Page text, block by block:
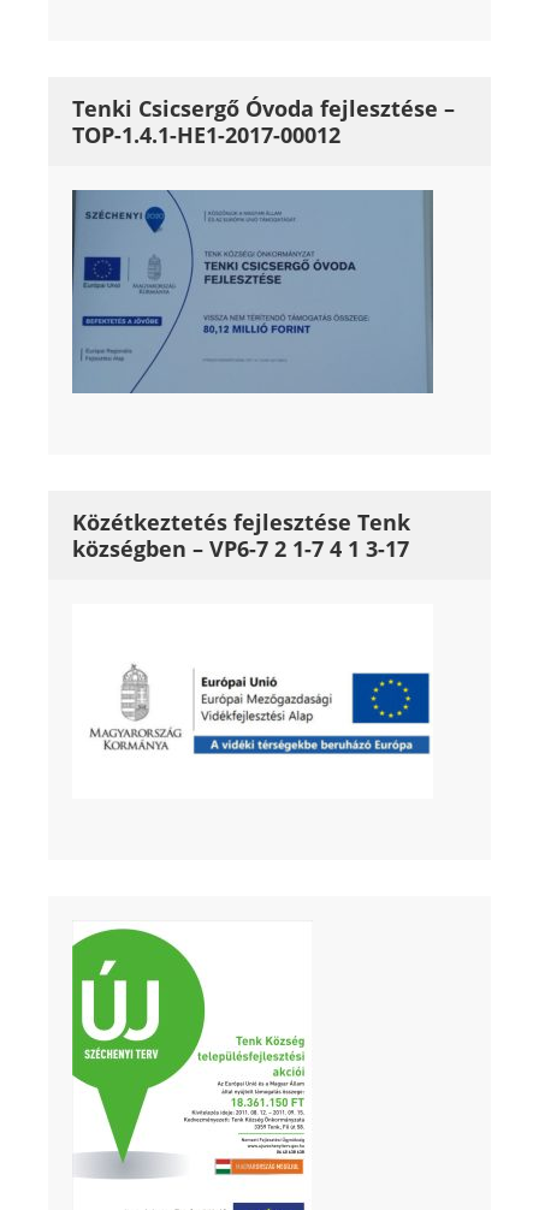
Tenki Csicsergő Óvoda fejlesztése –
TOP-1.4.1-HE1-2017-00012
Közétkeztetés fejlesztése Tenk
községben – VP6-7 2 1-7 4 1 3-17